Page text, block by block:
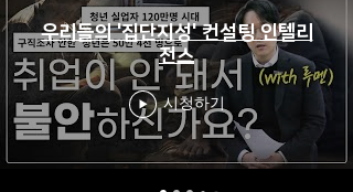
우리들의 '집단지성' 컨설팅 인텔리
전스
시청하기